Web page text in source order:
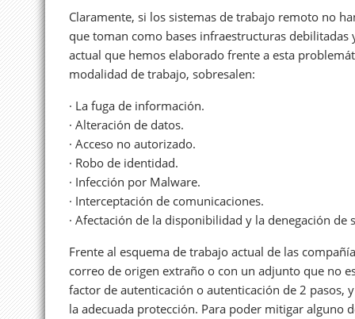
Claramente, si los sistemas de trabajo remoto no
que toman como bases infraestructuras
actual que hemos elaborado frente a esta
modalidad de trabajo, sobresalen:
· La fuga de información.
· Alteración de datos.
· Acceso no autorizado.
· Robo de identidad.
· Infección por Malware.
· Interceptación de comunicaciones.
· Afectación de la disponibilidad y la denegación de
Frente al esquema de trabajo actual de las
correo de origen extraño o con un adjunto que no
factor de autenticación o autenticación de 2 pasos,
la adecuada protección. Para poder mitigar alguno